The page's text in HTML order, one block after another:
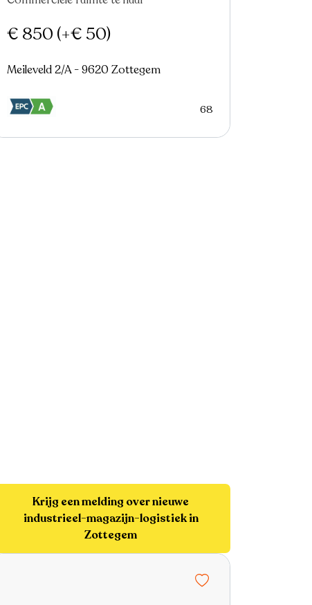
€ 850 (+€ 50)
Meileveld 2/A - 9620 Zottegem
68
Krijg een melding over nieuwe
industrieel-magazijn-logistiek in
Zottegem